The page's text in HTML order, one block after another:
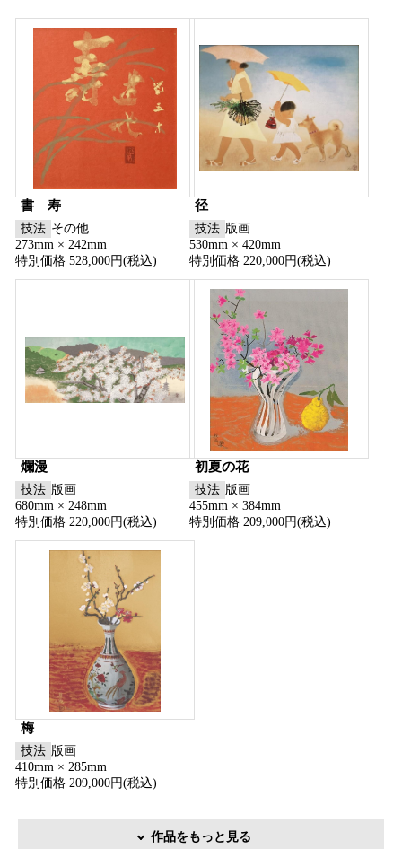
書 寿
技法 その他
273mm × 242mm
特別価格 528,000円(税込)
径
技法 版画
530mm × 420mm
特別価格 220,000円(税込)
爛漫
技法 版画
680mm × 248mm
特別価格 220,000円(税込)
初夏の花
技法 版画
455mm × 384mm
特別価格 209,000円(税込)
梅
技法 版画
410mm × 285mm
特別価格 209,000円(税込)
作品をもっと見る